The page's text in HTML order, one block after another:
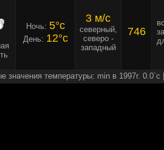
Ночь: 5°c
День: 12°c
3 м/c
северный,
северо -
западный
746
значения температуры: min в 1997г. 0.0`c